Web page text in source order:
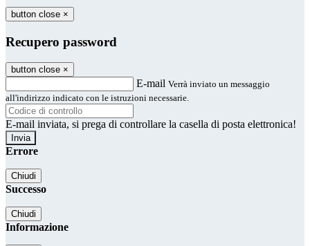
button close ×
Recupero password
button close ×
E-mail Verrà inviato un messaggio
all'indirizzo indicato con le istruzioni necessarie.
E-mail inviata, si prega di controllare la casella di posta elettronica!
Errore
Chiudi
Successo
Chiudi
Informazione